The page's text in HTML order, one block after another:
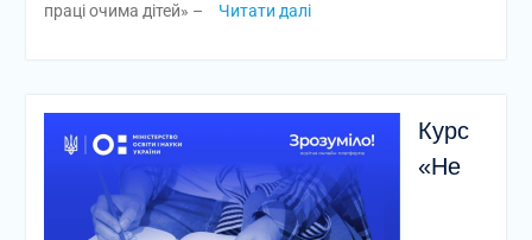
праці очима дітей» –
Читати далі
Курс
«Не